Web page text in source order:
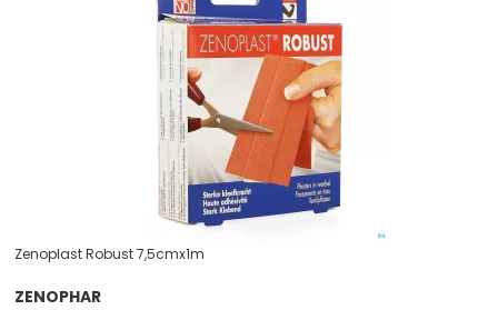
Zenoplast Robust 7,5cmx1m
ZENOPHAR